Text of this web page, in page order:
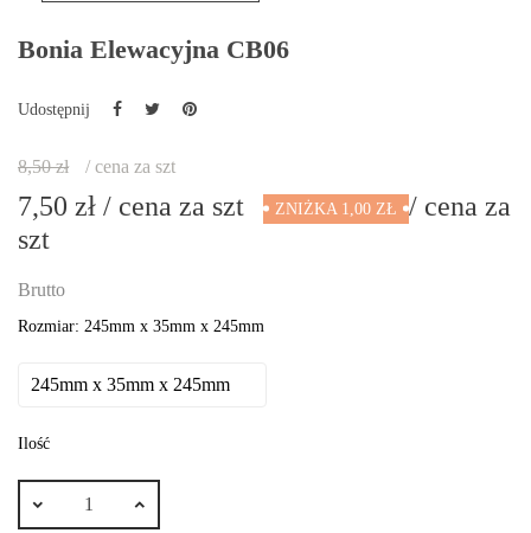
Bonia Elewacyjna CB06
Udostępnij
8,50 zł / cena za szt
7,50 zł / cena za szt ZNIŻKA 1,00 ZŁ
/ cena za
szt
Brutto
Rozmiar: 245mm x 35mm x 245mm
Ilość